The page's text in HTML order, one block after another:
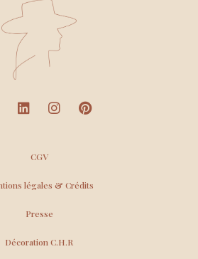
CGV
légales & Crédits
Presse
Décoration C.H.R